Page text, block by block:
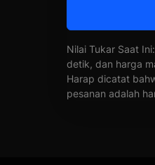
Nilai Tukar Saat
detik, dan harga
Harap dicatat
pesanan adalah